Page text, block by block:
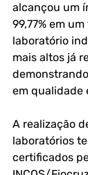
alcançou um
99,77% em
laboratório
mais altos já
em qualidade
A realização
laboratórios
certificados